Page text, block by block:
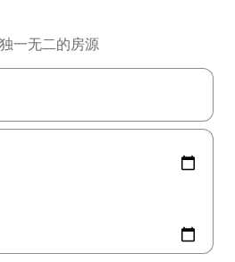
一无二的房源
下方向键查看，或通过点击或滑动手势